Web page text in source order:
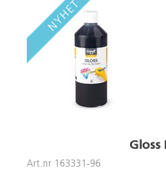
Gloss
Art.nr 163331-96